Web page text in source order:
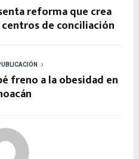
reforma que crea
de conciliación
freno a la obesidad en